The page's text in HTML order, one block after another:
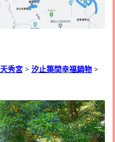
天秀宮 > 汐止築間幸福鍋物 >